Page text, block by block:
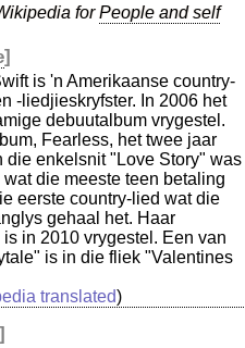
forPeople and self
]
is 'n Amerikaanse country-
-liedjieskryfster. In 2006 het
debuutalbum vrygestel.
Fearless, het twee jaar
die enkelsnit "Love Story" was
die meeste teen betaling
eerste country-lied wat die
gehaal het. Haar
in 2010 vrygestel. Een van
is in die fliek "Valentines
translated)